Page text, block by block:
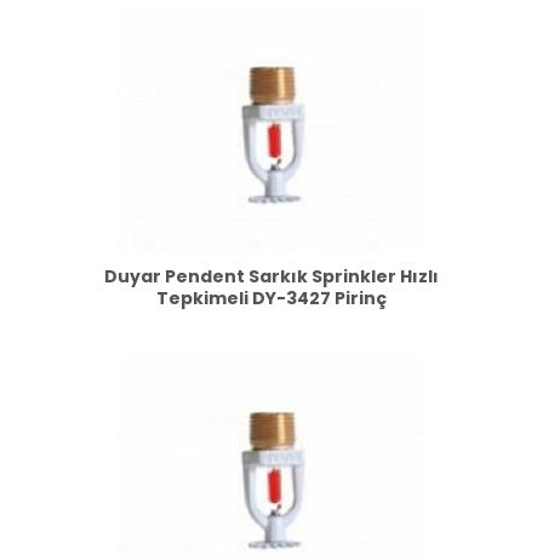
Duyar Pendent Sarkık Sprinkler Hızlı
Tepkimeli DY-3427 Pirinç